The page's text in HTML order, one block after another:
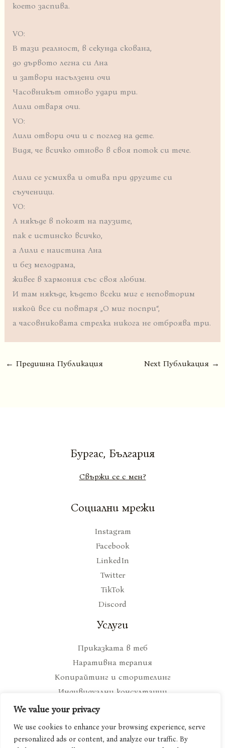
We value your privacy
We use cookies to enhance your browsing experience, serve
personalized ads or content, and analyze our traffic. By
което заспива.
VO:
В тази реалност, в секунда скована,
до дървото легна си Ана
и затвори насълзени очи
Часовникът отново удари три.
Лили отваря очи.
VO:
Лили отвори очи и с поглед на дете.
Видя, че всичко отново в своя поток си тече.
Лили се усмихва и отива при другите си
съученици.
VO:
A някъде в покоят на паузите,
пак е истинско всичко,
а Лили е наистина Ана
и без мелодрама,
живее в хармония със своя любим.
И там някъде, където всеки миг е неповторим
някой все си повтаря „О миг поспри“,
а часовниковата стрелка никога не отброява три.
← Предишна Публикация Next Публикация →
Бургас, България
Свържи се с мен?
Социални мрежи
Instagram
Facebook
LinkedIn
Twitter
TikTok
Discord
Услуги
Приказката в теб
Наративна терапия
Копирайтинг и сторителинг
Индивидуални консултации